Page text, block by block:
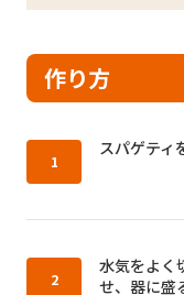
作り方
作り方1：
スパゲティ
作り方2：
水気をよく
せ、器に盛